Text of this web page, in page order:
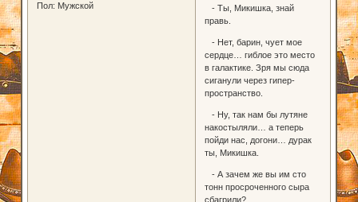
Пол: Мужской
- Ты, Микишка, знай
правь.
- Нет, барин, чует мое
сердце… гиблое это место
в галактике. Зря мы сюда
сиганули через гипер-
пространство.
- Ну, так нам бы лутяне
накостыляли… а теперь
пойди нас, догони… дурак
ты, Микишка.
- А зачем же вы им сто
тонн просроченного сыра
сбагрили?